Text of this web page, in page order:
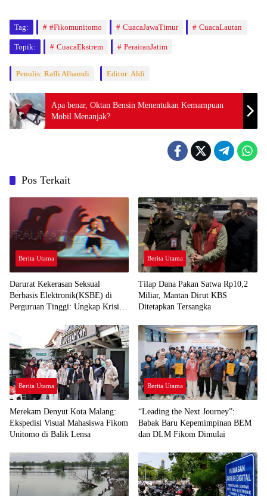
Tag: #Fikomunitomo CuacaJawaTimur CuacaLautan
Topik: CuacaEkstrem PerairanJatim
Penulis: Rafli Alhamdi Editor: Aldi
Apa benar, Oktan Bensin Menentukan Kemampuan
Mobil Menanjak?
Pos Terkait
Berita Utama
Darurat Kekerasan Seksual
Berbasis Elektronik(KSBE) di
Perguruan Tinggi: Ungkap Krisis
Berita Utama
Tilap Dana Pakan Satwa Rp10,2
Miliar, Mantan Dirut KBS
Ditetapkan Tersangka
Berita Utama
Merekam Denyut Kota Malang:
Ekspedisi Visual Mahasiswa Fikom
Unitomo di Balik Lensa
Berita Utama
“Leading the Next Journey”:
Babak Baru Kepemimpinan BEM
dan DLM Fikom Dimulai